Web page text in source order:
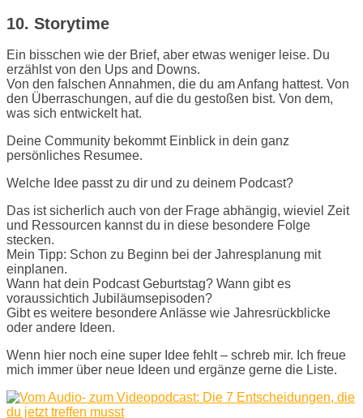
10. Storytime
Ein bisschen wie der Brief, aber etwas weniger leise. Du
erzählst von den Ups and Downs.
Von den falschen Annahmen, die du am Anfang hattest. Von
den Überraschungen, auf die du gestoßen bist. Von dem,
was sich entwickelt hat.
Deine Community bekommt Einblick in dein ganz
persönliches Resumee.
Welche Idee passt zu dir und zu deinem Podcast?
Das ist sicherlich auch von der Frage abhängig, wieviel Zeit
und Ressourcen kannst du in diese besondere Folge
stecken.
Mein Tipp: Schon zu Beginn bei der Jahresplanung mit
einplanen.
Wann hat dein Podcast Geburtstag? Wann gibt es
voraussichtich Jubiläumsepisoden?
Gibt es weitere besondere Anlässe wie Jahresrückblicke
oder andere Ideen.
Wenn hier noch eine super Idee fehlt – schreb mir. Ich freue
mich immer über neue Ideen und ergänze gerne die Liste.